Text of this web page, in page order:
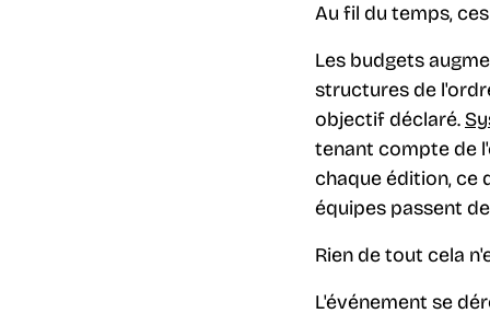
Au fil du temps,
Les budgets
structures de
objectif déclaré.
tenant compte de
chaque édition, ce
équipes passent
Rien de tout cela
L'événement se